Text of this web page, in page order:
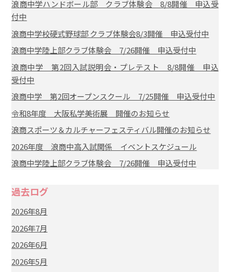
浪商中学ハンドボール部 クラブ体験会 8/8開催 申込受
付中
浪商中学校硬式野球部 クラブ体験会8/3開催 申込受付中
浪商中学陸上部クラブ体験会 7/26開催 申込受付中
浪商中学 第2回入試説明会・プレテスト 8/8開催 申込
受付中
浪商中学 第2回オープンスクール 7/25開催 申込受付中
令和8年度 大阪私学美術展 開催のお知らせ
浪商スポーツ＆カルチャーフェスティバル開催のお知らせ
2026年度 浪商中高入試関係 イベントスケジュール
浪商中学陸上部クラブ体験会 7/26開催 申込受付中
過去ログ
2026年8月
2026年7月
2026年6月
2026年5月